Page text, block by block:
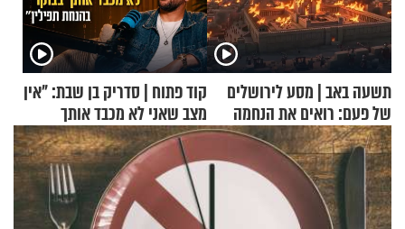
תשעה באב | מסע לירושלים
של פעם: רואים את הנחמה
קוד פתוח | סדריק בן שבת: "אין
מצב שאני לא מכבד אותך
בבוקר בהנחת תפילין"